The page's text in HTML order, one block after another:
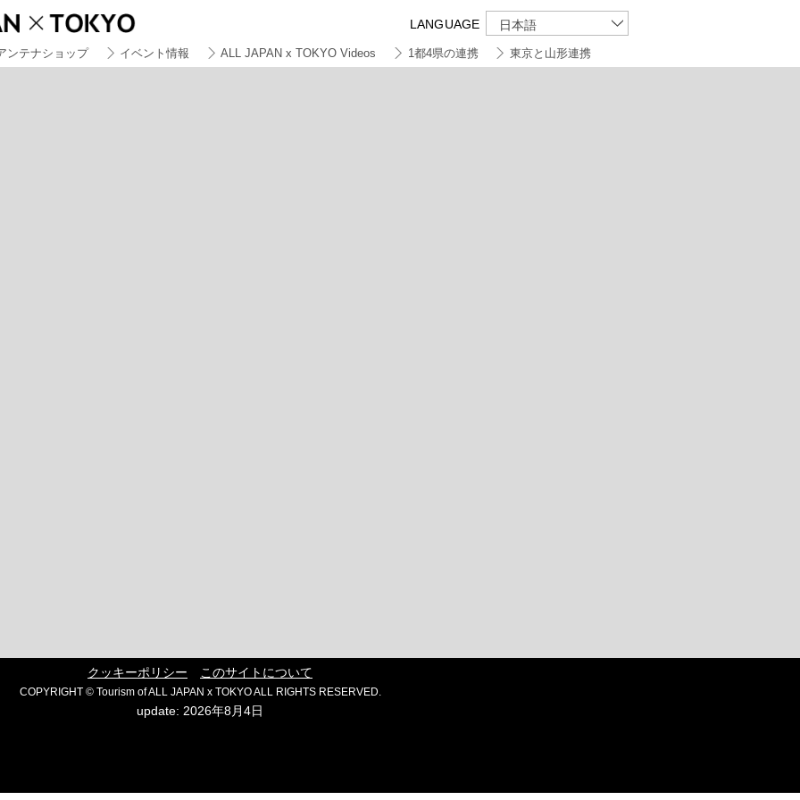
LANGUAGE 日本語
ンテナショップ イベント情報 ALL JAPAN x TOKYO Videos 1都4県の連携 東京と山形連携
クッキーポリシー このサイトについて
COPYRIGHT © Tourism of ALL JAPAN x TOKYO ALL RIGHTS RESERVED.
update: 2026年8月4日